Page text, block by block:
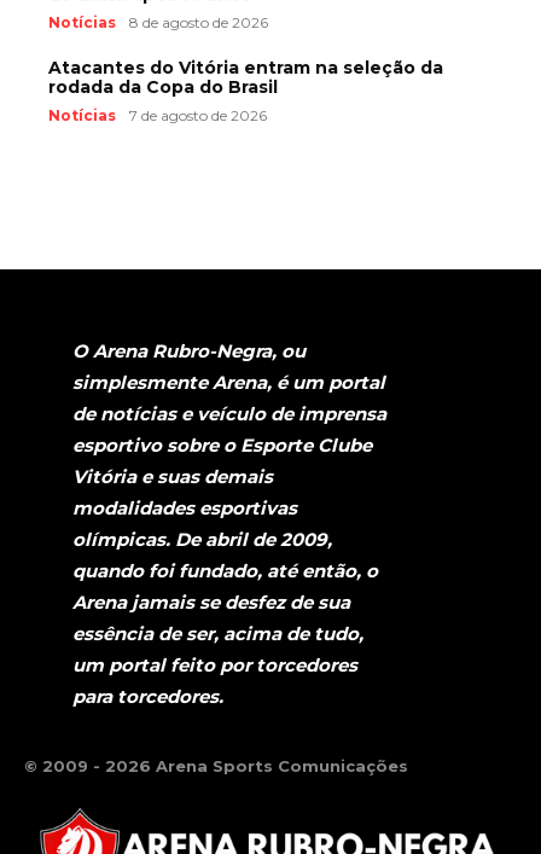
Notícias 8 de agosto de 2026
Atacantes do Vitória entram na seleção da
rodada da Copa do Brasil
Notícias 7 de agosto de 2026
O Arena Rubro-Negra, ou
simplesmente Arena, é um portal
de notícias e veículo de imprensa
esportivo sobre o Esporte Clube
Vitória e suas demais
modalidades esportivas
olímpicas. De abril de 2009,
quando foi fundado, até então, o
Arena jamais se desfez de sua
essência de ser, acima de tudo,
um portal feito por torcedores
para torcedores.
© 2009 - 2026 Arena Sports Comunicações